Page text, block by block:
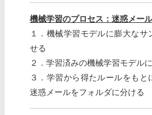
機械学習のプロセス：迷惑メー
１．機械学習モデルに膨大なサ
せる
２．学習済みの機械学習モデル
３．学習から得たルールをもと
迷惑メールをフォルダに分ける